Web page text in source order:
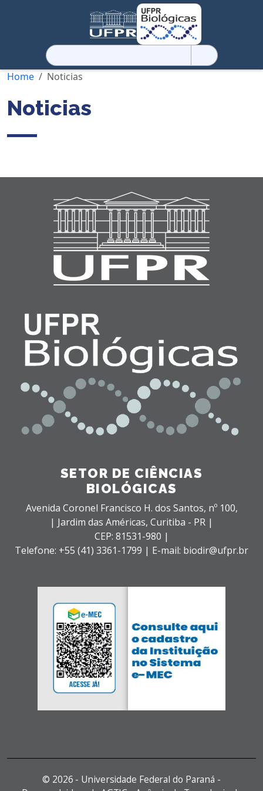
Pesquisar
por:
Home
Noticias
Noticias
SETOR DE CIÊNCIAS
BIOLÓGICAS
Avenida Coronel Francisco H. dos Santos, nº 100,
| Jardim das Américas, Curitiba - PR |
CEP: 81531-980 |
Telefone: +55 (41) 3361-1799 | E-mail: biodir@ufpr.br
© 2026 - Universidade Federal do Paraná -